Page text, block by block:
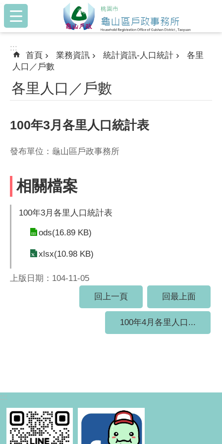
跳到主要內容區塊
:::
:::
首頁 業務資訊 統計資訊-人口統計
各里
人口／戶數
各里人口／戶數
100年3月各里人口統計表
發布單位：龜山區戶政事務所
相關檔案
100年3月各里人口統計表
ods(16.89 KB)
xlsx(10.98 KB)
上版日期：104-11-05
回上一頁
回最上面
100年4月各里人口...
:::